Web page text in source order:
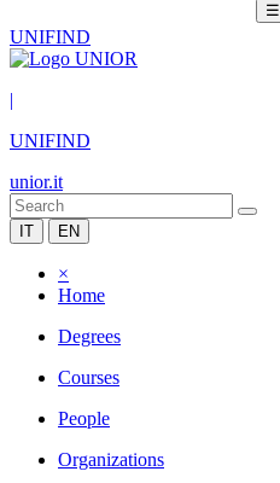
☰
UNIFIND
|
UNIFIND
unior.it
IT EN
×
Home
Degrees
Courses
People
Organizations